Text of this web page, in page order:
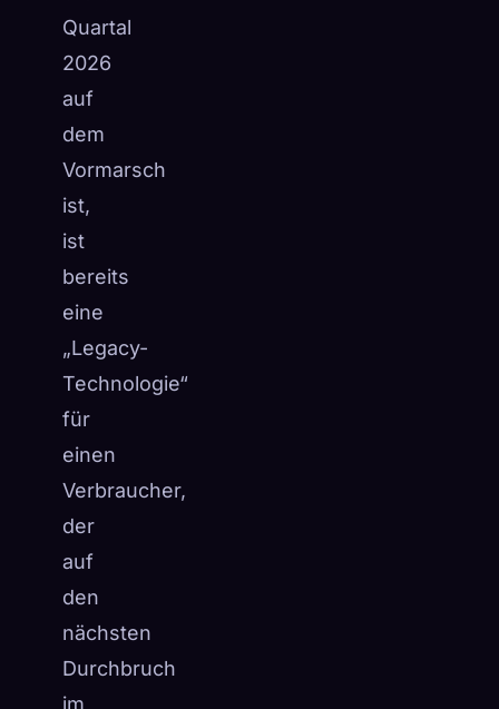
Quartal
2026
auf
dem
Vormarsch
ist,
ist
bereits
eine
„Legacy-
Technologie“
für
einen
Verbraucher,
der
auf
den
nächsten
Durchbruch
im